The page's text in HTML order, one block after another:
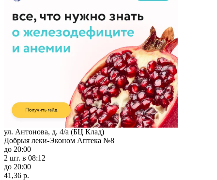
ул. Антонова, д. 4/а (БЦ Клад)
Добрыя леки-Эконом Аптека №8
до 20:00
2 шт. в 08:12
до 20:00
41,36 р.